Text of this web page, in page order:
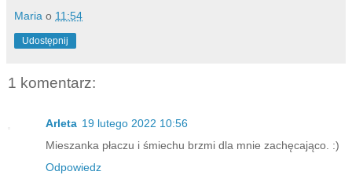
Maria o 11:54
Udostępnij
1 komentarz:
Arleta 19 lutego 2022 10:56
Mieszanka płaczu i śmiechu brzmi dla mnie zachęcająco. :)
Odpowiedz